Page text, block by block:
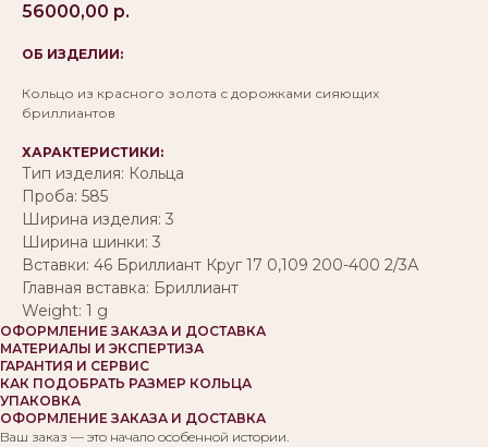
56000,00 р.
ОБ ИЗДЕЛИИ:
Кольцо из красного золота с дорожками сияющих
бриллиантов
ХАРАКТЕРИСТИКИ:
Тип изделия: Кольца
Проба: 585
Ширина изделия: 3
Ширина шинки: 3
Вставки: 46 Бриллиант Круг 17 0,109 200-400 2/3А
Главная вставка: Бриллиант
Weight: 1 g
ОФОРМЛЕНИЕ ЗАКАЗА И ДОСТАВКА
МАТЕРИАЛЫ И ЭКСПЕРТИЗА
ГАРАНТИЯ И СЕРВИС
КАК ПОДОБРАТЬ РАЗМЕР КОЛЬЦА
УПАКОВКА
ОФОРМЛЕНИЕ ЗАКАЗА И ДОСТАВКА
Ваш заказ — это начало особенной истории.